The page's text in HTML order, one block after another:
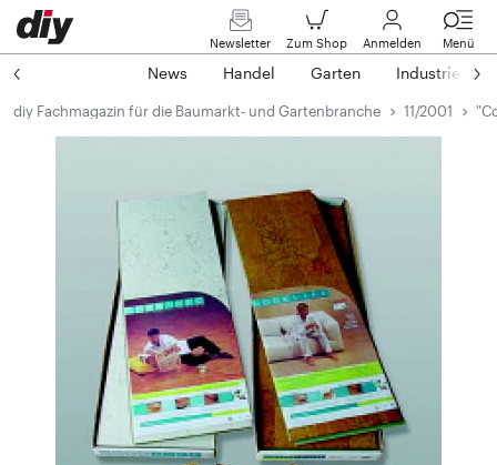
Newsletter Zum Shop Anmelden Menü
News Handel Garten Industrie
diy Fachmagazin für die Baumarkt- und Gartenbranche 11/2001